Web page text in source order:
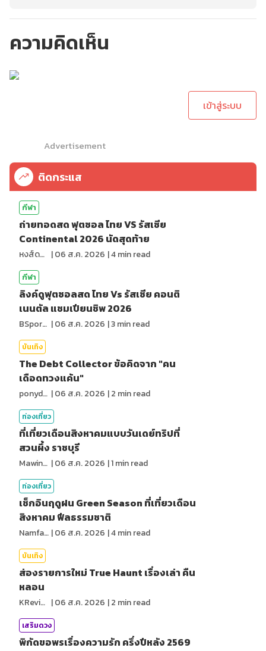
ความคิดเห็น
เข้าสู่ระบบ
Advertisement
ติดกระแส
กีฬา
ถ่ายทอดสด ฟุตซอล ไทย VS รัสเซีย
Continental 2026 นัดสุดท้าย
หงส์ดรุณ |06 ส.ค. 2026 |4min read
กีฬา
ลิงค์ดูฟุตซอลสด ไทย Vs รัสเซีย คอนติ
เนนตัล แชมเปียนชิพ 2026
BSports8 |06 ส.ค. 2026 |3min read
บันเทิง
The Debt Collector ข้อคิดจาก "คน
เดือดทวงแค้น"
ponydiary |06 ส.ค. 2026 |2 min read
ท่องเที่ยว
ที่เที่ยวเดือนสิงหาคมแบบวันเดย์ทริปที่
สวนผึ้ง ราชบุรี
MawinMatravel |06 ส.ค. 2026 |1min read
ท่องเที่ยว
เช็กอินฤดูฝน Green Season ที่เที่ยวเดือน
สิงหาคม ฟีลธรรมชาติ
NamfahPhupha |06 ส.ค. 2026 |4min read
บันเทิง
ส่องรายการใหม่ True Haunt เรื่องเล่า คืน
หลอน
KReview |06 ส.ค. 2026 |2 min read
เสริมดวง
พิกัดขอพรเรื่องความรัก ครึ่งปีหลัง 2569